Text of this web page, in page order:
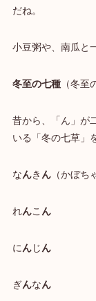
だね。
小豆粥や、南瓜と
冬至の七種（冬至
昔から、「ん」が
いる「冬の七草」
なんき ん（かぼち
れんこ ん
にんじん
ぎんなん